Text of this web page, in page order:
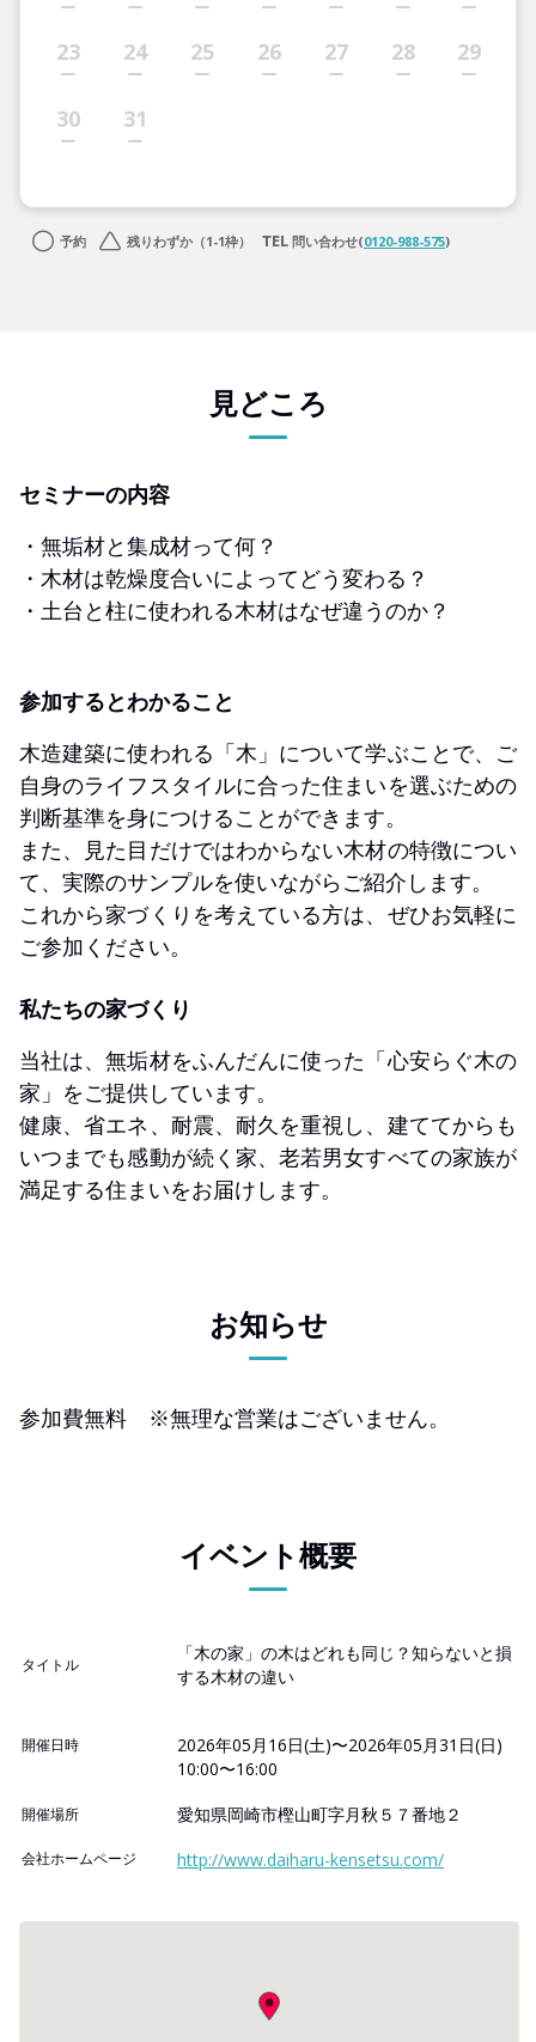
23 24 25 26 27 28 29
30 31
予約 残りわずか（1-1枠） 問い合わせ(0120-988-575)
見どころ
セミナーの内容
・無垢材と集成材って何？
・木材は乾燥度合いによってどう変わる？
・土台と柱に使われる木材はなぜ違うのか？
参加するとわかること
木造建築に使われる「木」について学ぶことで、ご
自身のライフスタイルに合った住まいを選ぶための
判断基準を身につけることができます。
また、見た目だけではわからない木材の特徴につい
て、実際のサンプルを使いながらご紹介します。
これから家づくりを考えている方は、ぜひお気軽に
ご参加ください。
私たちの家づくり
当社は、無垢材をふんだんに使った「心安らぐ木の
家」をご提供しています。
健康、省エネ、耐震、耐久を重視し、建ててからも
いつまでも感動が続く家、老若男女すべての家族が
満足する住まいをお届けします。
お知らせ
参加費無料 ※無理な営業はございません。
イベント概要
タイトル
「木の家」の木はどれも同じ？知らないと損
する木材の違い
開催日時
2026年05月16日(土)〜2026年05月31日(日)
10:00〜16:00
開催場所 愛知県岡崎市樫山町字月秋５７番地２
会社ホームページ http://www.daiharu-kensetsu.com/